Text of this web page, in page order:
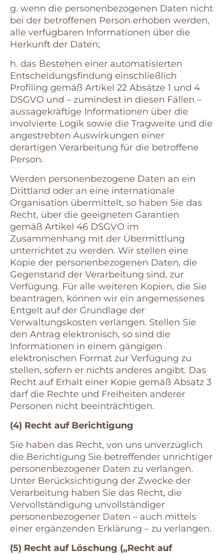
g. wenn die personenbezogenen Daten nicht
bei der betroffenen Person erhoben werden,
alle verfügbaren Informationen über die
Herkunft der Daten;
h. das Bestehen einer automatisierten
Entscheidungsfindung einschließlich
Profiling gemäß Artikel 22 Absätze 1 und 4
DSGVO und – zumindest in diesen Fällen –
aussagekräftige Informationen über die
involvierte Logik sowie die Tragweite und die
angestrebten Auswirkungen einer
derartigen Verarbeitung für die betroffene
Person.
Werden personenbezogene Daten an ein
Drittland oder an eine internationale
Organisation übermittelt, so haben Sie das
Recht, über die geeigneten Garantien
gemäß Artikel 46 DSGVO im
Zusammenhang mit der Übermittlung
unterrichtet zu werden. Wir stellen eine
Kopie der personenbezogenen Daten, die
Gegenstand der Verarbeitung sind, zur
Verfügung. Für alle weiteren Kopien, die Sie
beantragen, können wir ein angemessenes
Entgelt auf der Grundlage der
Verwaltungskosten verlangen. Stellen Sie
den Antrag elektronisch, so sind die
Informationen in einem gängigen
elektronischen Format zur Verfügung zu
stellen, sofern er nichts anderes angibt. Das
Recht auf Erhalt einer Kopie gemäß Absatz 3
darf die Rechte und Freiheiten anderer
Personen nicht beeinträchtigen.
(4) Recht auf Berichtigung
Sie haben das Recht, von uns unverzüglich
die Berichtigung Sie betreffender unrichtiger
personenbezogener Daten zu verlangen.
Unter Berücksichtigung der Zwecke der
Verarbeitung haben Sie das Recht, die
Vervollständigung unvollständiger
personenbezogener Daten – auch mittels
einer ergänzenden Erklärung – zu verlangen.
(5) Recht auf Löschung („Recht auf